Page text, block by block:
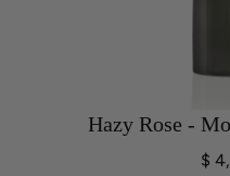
Hazy Rose -
$